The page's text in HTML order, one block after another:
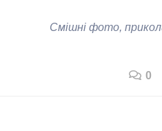
Смішні фото,
0